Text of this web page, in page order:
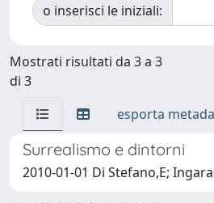
o inserisci le iniziali:
Mostrati risultati da 3 a 3
di 3
esporta
Surrealismo e dintorni
2010-01-01 Di Stefano,E;